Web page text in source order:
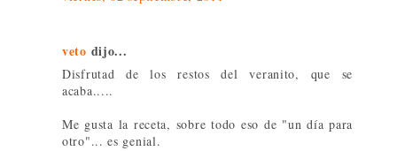
veto dijo...
Disfrutad de los restos del veranito, que se
acaba.....
Me gusta la receta, sobre todo eso de "un día para
otro"... es genial.